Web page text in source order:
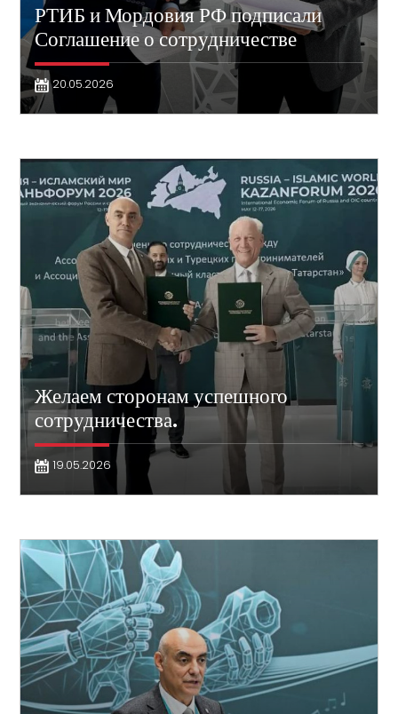
РТИБ и Мордовия РФ подписали
Соглашение о сотрудничестве
20.05.2026
Желаем сторонам успешного
сотрудничества.
19.05.2026